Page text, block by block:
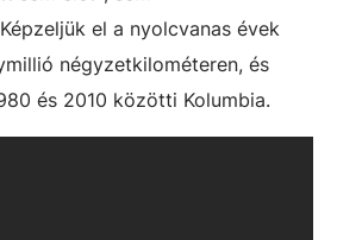
el a nyolcvanas évek
négyzetkilométeren, és
és 2010 közötti Kolumbia.